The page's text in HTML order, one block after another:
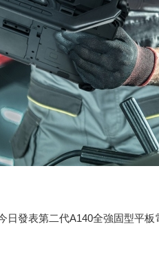
日發表第二代A140全強固型平